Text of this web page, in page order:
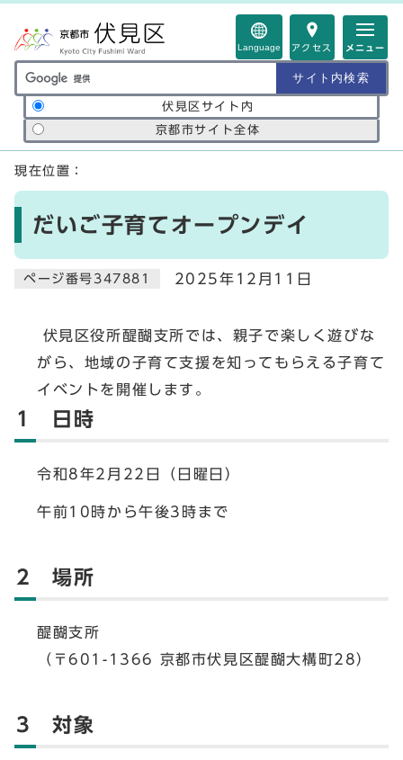
Language アクセス メニュー
サイト内検索の範囲
伏見区サイト内
京都市サイト全体
ここから本文です
現在位置：
だいご子育てオープンデイ
ページ番号347881 2025年12月11日
伏見区役所醍醐支所では、親子で楽しく遊びな
がら、地域の子育て支援を知ってもらえる子育て
イベントを開催します。
1 日時
令和8年2月22日（日曜日）
午前10時から午後3時まで
2 場所
醍醐支所
（〒601-1366 京都市伏見区醍醐大構町28）
3 対象